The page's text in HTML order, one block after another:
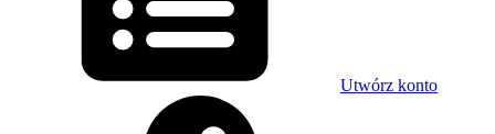
Utwórz konto